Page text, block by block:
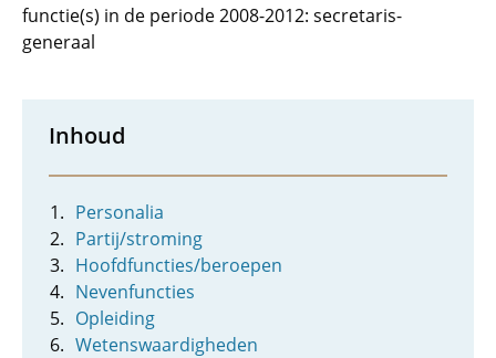
functie(s) in de periode 2008-2012: secretaris-
generaal
Inhoud
Personalia
Partij/stroming
Hoofdfuncties/beroepen
Nevenfuncties
Opleiding
Wetenswaardigheden